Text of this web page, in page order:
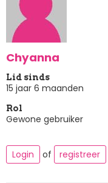
Chyanna
Lid sinds
15 jaar 6 maanden
Rol
Gewone gebruiker
Login of registreer